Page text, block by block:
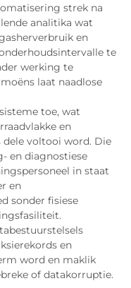
strek na
analitika wat
en
te
werking te
laat naadlose
toe, wat
en
voltooi word. Die
en diagnostiese
in staat
en
sonder fisiese
en
word en maklik
of datakorruptie.